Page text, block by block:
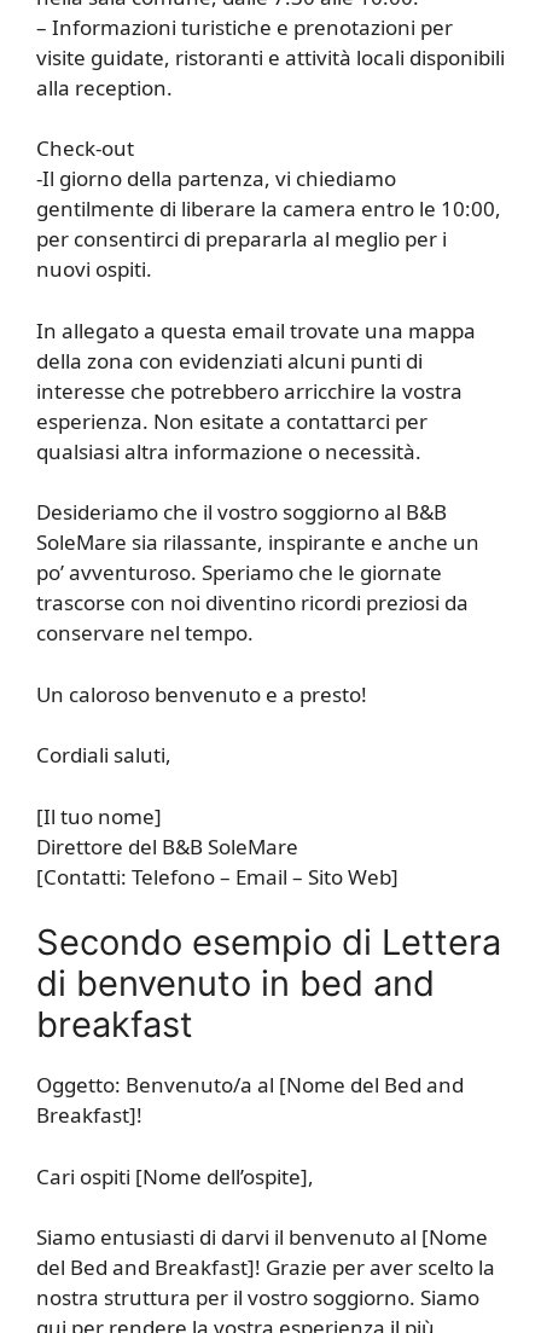
– Informazioni turistiche e prenotazioni per
visite guidate, ristoranti e attività locali disponibili
alla reception.
Check-out
-Il giorno della partenza, vi chiediamo
gentilmente di liberare la camera entro le 10:00,
per consentirci di prepararla al meglio per i
nuovi ospiti.
In allegato a questa email trovate una mappa
della zona con evidenziati alcuni punti di
interesse che potrebbero arricchire la vostra
esperienza. Non esitate a contattarci per
qualsiasi altra informazione o necessità.
Desideriamo che il vostro soggiorno al B&B
SoleMare sia rilassante, inspirante e anche un
po’ avventuroso. Speriamo che le giornate
trascorse con noi diventino ricordi preziosi da
conservare nel tempo.
Un caloroso benvenuto e a presto!
Cordiali saluti,
[Il tuo nome]
Direttore del B&B SoleMare
[Contatti: Telefono – Email – Sito Web]
Secondo esempio di Lettera
di benvenuto in bed and
breakfast
Oggetto: Benvenuto/a al [Nome del Bed and
Breakfast]!
Cari ospiti [Nome dell’ospite],
Siamo entusiasti di darvi il benvenuto al [Nome
del Bed and Breakfast]! Grazie per aver scelto la
nostra struttura per il vostro soggiorno. Siamo